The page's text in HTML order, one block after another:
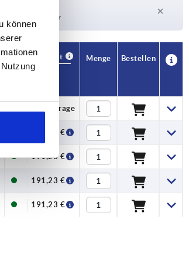
können
nicht auf Lager
Verfügbarkeit
Preis
Menge Bestellen
Auf Anfrage
191,23 €
191,23 €
191,23 €
191,23 €